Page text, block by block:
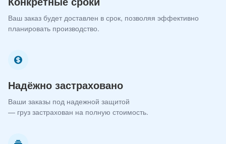
Ваш заказ будет доставлен в срок, позволяя эффективно
планировать производство.
Надёжно застраховано
Ваши заказы под надежной защитой
— груз застрахован на полную стоимость.